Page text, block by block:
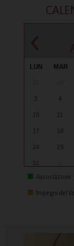
‹
LUN MAR
3 4
10 11
17 18
24 25
31
Associazioni
Impegni del